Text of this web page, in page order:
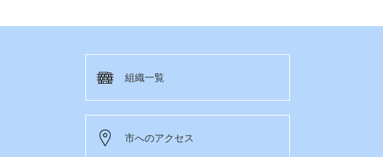
組織一覧
市へのアクセス